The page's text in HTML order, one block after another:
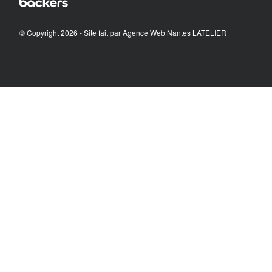
© Copyright 2026 - Site fait parAgence Web Nantes LATELIER